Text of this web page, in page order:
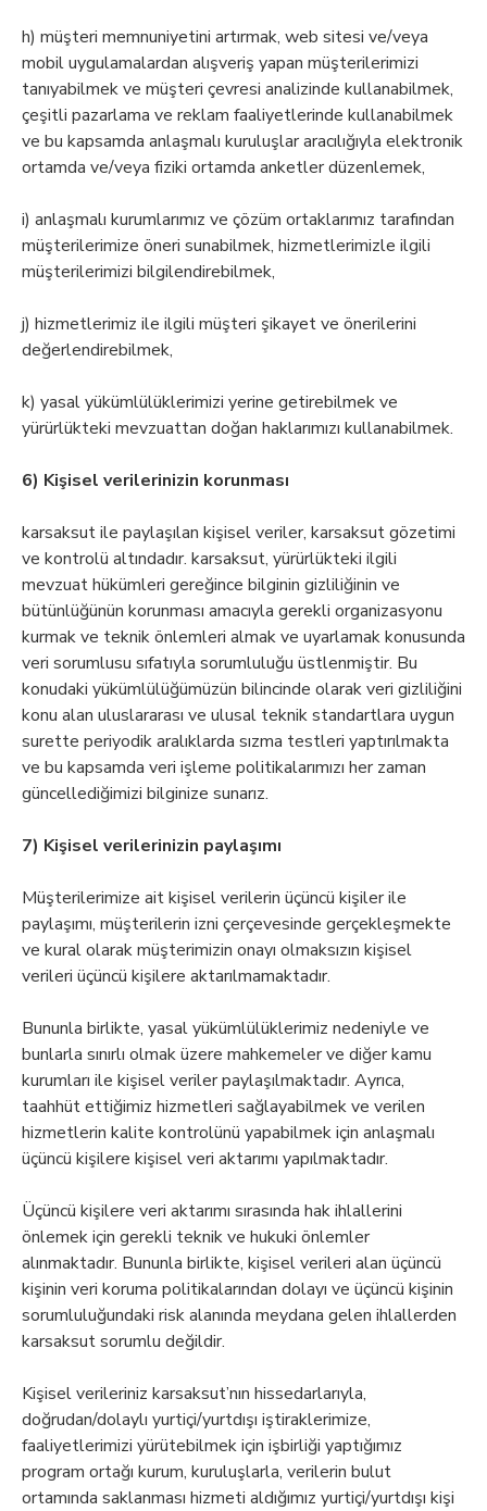
h) müşteri memnuniyetini artırmak, web sitesi ve/veya
mobil uygulamalardan alışveriş yapan müşterilerimizi
tanıyabilmek ve müşteri çevresi analizinde kullanabilmek,
çeşitli pazarlama ve reklam faaliyetlerinde kullanabilmek
ve bu kapsamda anlaşmalı kuruluşlar aracılığıyla elektronik
ortamda ve/veya fiziki ortamda anketler düzenlemek,
i) anlaşmalı kurumlarımız ve çözüm ortaklarımız tarafından
müşterilerimize öneri sunabilmek, hizmetlerimizle ilgili
müşterilerimizi bilgilendirebilmek,
j) hizmetlerimiz ile ilgili müşteri şikayet ve önerilerini
değerlendirebilmek,
k) yasal yükümlülüklerimizi yerine getirebilmek ve
yürürlükteki mevzuattan doğan haklarımızı kullanabilmek.
6) Kişisel verilerinizin korunması
karsaksut ile paylaşılan kişisel veriler, karsaksut gözetimi
ve kontrolü altındadır. karsaksut, yürürlükteki ilgili
mevzuat hükümleri gereğince bilginin gizliliğinin ve
bütünlüğünün korunması amacıyla gerekli organizasyonu
kurmak ve teknik önlemleri almak ve uyarlamak konusunda
veri sorumlusu sıfatıyla sorumluluğu üstlenmiştir. Bu
konudaki yükümlülüğümüzün bilincinde olarak veri gizliliğini
konu alan uluslararası ve ulusal teknik standartlara uygun
surette periyodik aralıklarda sızma testleri yaptırılmakta
ve bu kapsamda veri işleme politikalarımızı her zaman
güncellediğimizi bilginize sunarız.
7) Kişisel verilerinizin paylaşımı
Müşterilerimize ait kişisel verilerin üçüncü kişiler ile
paylaşımı, müşterilerin izni çerçevesinde gerçekleşmekte
ve kural olarak müşterimizin onayı olmaksızın kişisel
verileri üçüncü kişilere aktarılmamaktadır.
Bununla birlikte, yasal yükümlülüklerimiz nedeniyle ve
bunlarla sınırlı olmak üzere mahkemeler ve diğer kamu
kurumları ile kişisel veriler paylaşılmaktadır. Ayrıca,
taahhüt ettiğimiz hizmetleri sağlayabilmek ve verilen
hizmetlerin kalite kontrolünü yapabilmek için anlaşmalı
üçüncü kişilere kişisel veri aktarımı yapılmaktadır.
Üçüncü kişilere veri aktarımı sırasında hak ihlallerini
önlemek için gerekli teknik ve hukuki önlemler
alınmaktadır. Bununla birlikte, kişisel verileri alan üçüncü
kişinin veri koruma politikalarından dolayı ve üçüncü kişinin
sorumluluğundaki risk alanında meydana gelen ihlallerden
karsaksut sorumlu değildir.
Kişisel verileriniz karsaksut’nın hissedarlarıyla,
doğrudan/dolaylı yurtiçi/yurtdışı iştiraklerimize,
faaliyetlerimizi yürütebilmek için işbirliği yaptığımız
program ortağı kurum, kuruluşlarla, verilerin bulut
ortamında saklanması hizmeti aldığımız yurtiçi/yurtdışı kişi